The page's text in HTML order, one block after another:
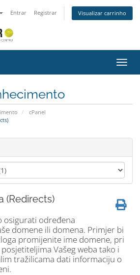
Entrar Registrar Visualizar carrinho
cPanel
(Redirects)
osigurati određena
domene ili domena. Primjer bi
promijenite ime domene, pri
Vašeg weba tako i
tražilicama dati informaciju o